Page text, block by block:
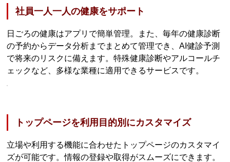
社員一人一人の健康をサポート
日ごろの健康はアプリで簡単管理。また、毎年の健康診断
の予約からデータ分析までまとめて管理でき、AI健診予測
で将来のリスクに備えます。特殊健康診断やアルコールチ
ェックなど、多様な業種に適用できるサービスです。
トップページを利用目的別にカスタマイズ
立場や利用する機能に合わせたトップページのカスタマイ
ズが可能です。情報の登録や取得がスムーズにできます。